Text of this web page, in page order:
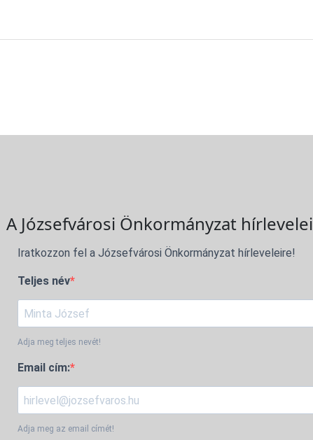
A Józsefvárosi Önkormányzat hírlevelei
Iratkozzon fel a Józsefvárosi Önkormányzat hírleveleire!
Teljes név
Adja meg teljes nevét!
Email cím:
Adja meg az email címét!